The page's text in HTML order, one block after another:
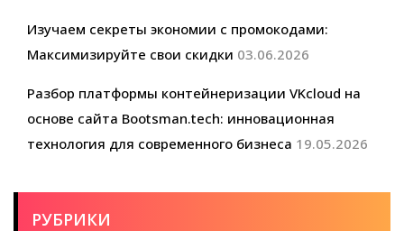
Изучаем секреты экономии с промокодами:
Максимизируйте свои скидки 03.06.2026
Разбор платформы контейнеризации VKcloud на
основе сайта Bootsman.tech: инновационная
технология для современного бизнеса 19.05.2026
РУБРИКИ